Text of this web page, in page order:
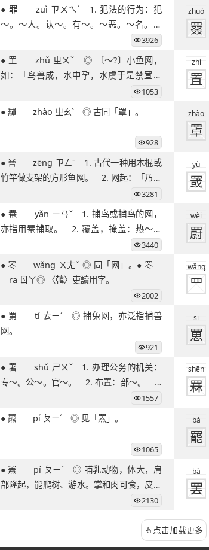
29笔字
30笔字 31笔字 32笔字 33笔字
51笔字
● 罪 zuì ㄗㄨㄟˋ 1. 犯法的行为：犯
～。～人。认～。有～。～恶。～名。～
3926
zhuó
罬
● 罜 zhǔ ㄓㄨˇ ◎ 〔～?〕小鱼网，
如：「鸟兽成，水中孕，水虞于是禁罝～
1053
zhì
置
● 羄 zhào ㄓㄠˋ ◎ 古同「罩」。
928
zhào
罩
● 罾 zēng ㄗㄥˉ 1. 古代一种用木棍或
竹竿做支架的方形鱼网。 2. 网起：「乃丹
3281
yù
罭
● 罨 yǎn ㄧㄢˇ 1. 捕鸟或捕鸟的网，
亦指用罨捕取。 2. 覆盖，掩盖：热～法
3440
wèi
罻
● 罖 wǎng ㄨㄤˇ ◎ 同「网」。● 罖
ra ㄖㄚ◎ 〈韓〉吏讀用字。
2002
wǎng
罒
● 罤 tí ㄊㄧˊ ◎ 捕兔网，亦泛指捕兽
网。
921
sī
罳
● 署 shǔ ㄕㄨˇ 1. 办理公务的机关：
专～。公～。官～。 2. 布置：部～。 3.
1557
shēn
罧
● 羆 pí ㄆㄧˊ ◎ 见「罴」。
1065
bà
罷
● 罴 pí ㄆㄧˊ ◎ 哺乳动物，体大，肩
部隆起，能爬树、游水。掌和肉可食，皮可
2130
bà
罢
点击加载更多